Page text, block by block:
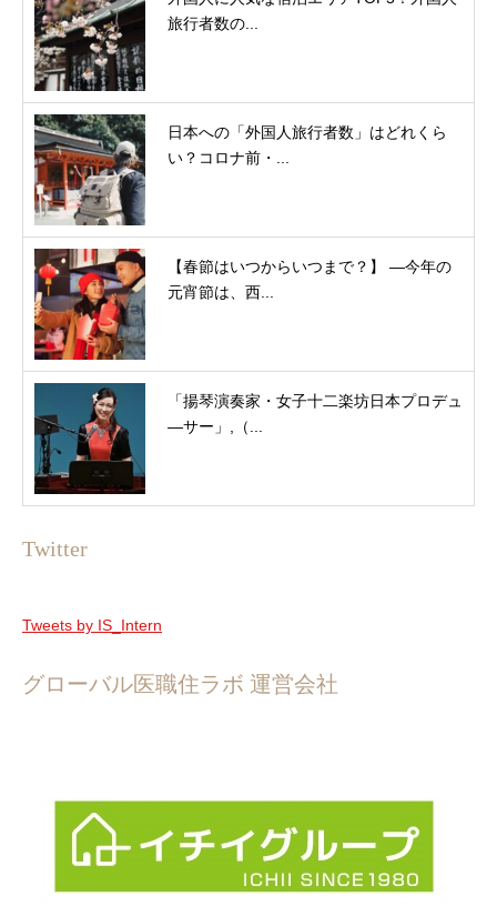
旅行者数の...
日本への「外国人旅行者数」はどれくら
い？コロナ前・...
【春節はいつからいつまで？】 ―今年の
元宵節は、西...
「揚琴演奏家・女子十二楽坊日本プロデュ
―サー」,（...
Twitter
Tweets by IS_Intern
グローバル医職住ラボ 運営会社